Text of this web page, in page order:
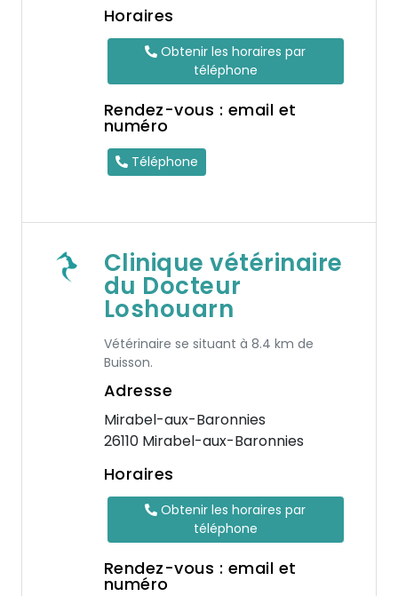
Horaires
Obtenir les horaires par
téléphone
Rendez-vous : email et
numéro
Téléphone
Clinique vétérinaire
du Docteur
Loshouarn
Vétérinaire se situant à 8.4 km de
Buisson.
Adresse
Mirabel-aux-Baronnies
26110 Mirabel-aux-Baronnies
Horaires
Obtenir les horaires par
téléphone
Rendez-vous : email et
numéro